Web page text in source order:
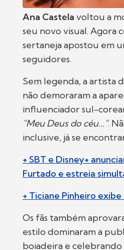
Ana Castela voltou a
seu novo visual. Agora
sertaneja apostou em
seguidores.
Sem legenda, a artista
não demoraram a
influenciador sul-
"Meu Deus do céu...".
inclusive, já se
+ SBT e Disney+
Furtado e estreia
+ Ticiane Pinheiro
Os fãs também
estilo dominaram a
boiadeira e